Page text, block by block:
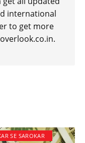
international
to get more
SE SAROKAR